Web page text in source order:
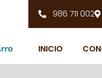
986 711 002
INICIO